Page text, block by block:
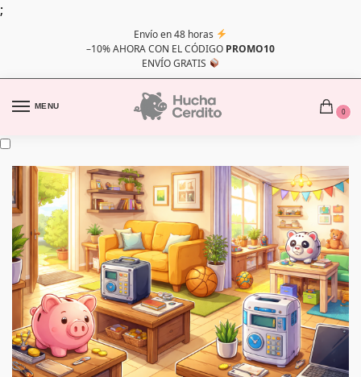
;
Envío en 48 horas
–10% AHORA CON EL CÓDIGO PROMO10
ENVÍO GRATIS
MENU
0